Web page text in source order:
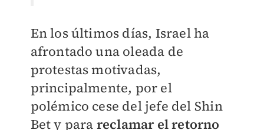
En los últimos días, Israel ha
afrontado una oleada de
protestas motivadas,
principalmente, por el
polémico cese del jefe del Shin
Bet y para reclamar el retorno